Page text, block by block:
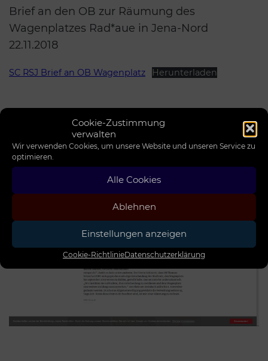
Cookie-Zustimmung
verwalten
Wir verwenden Cookies, um unsere Website und unseren Service zu
optimieren.
Alle Cookies
Ablehnen
Einstellungen anzeigen
Cookie-RichtlinieDatenschutzerklärung
Brief an den OB zur Räumung des
Wagenplatzes Rad*aue in Jena-Nord
22.11.2018
SC RSJ Brief an OB Wagenplatz Herunterladen
OTZ-Artikel zum SC RSJ und Wagenplatz
27.11.2018